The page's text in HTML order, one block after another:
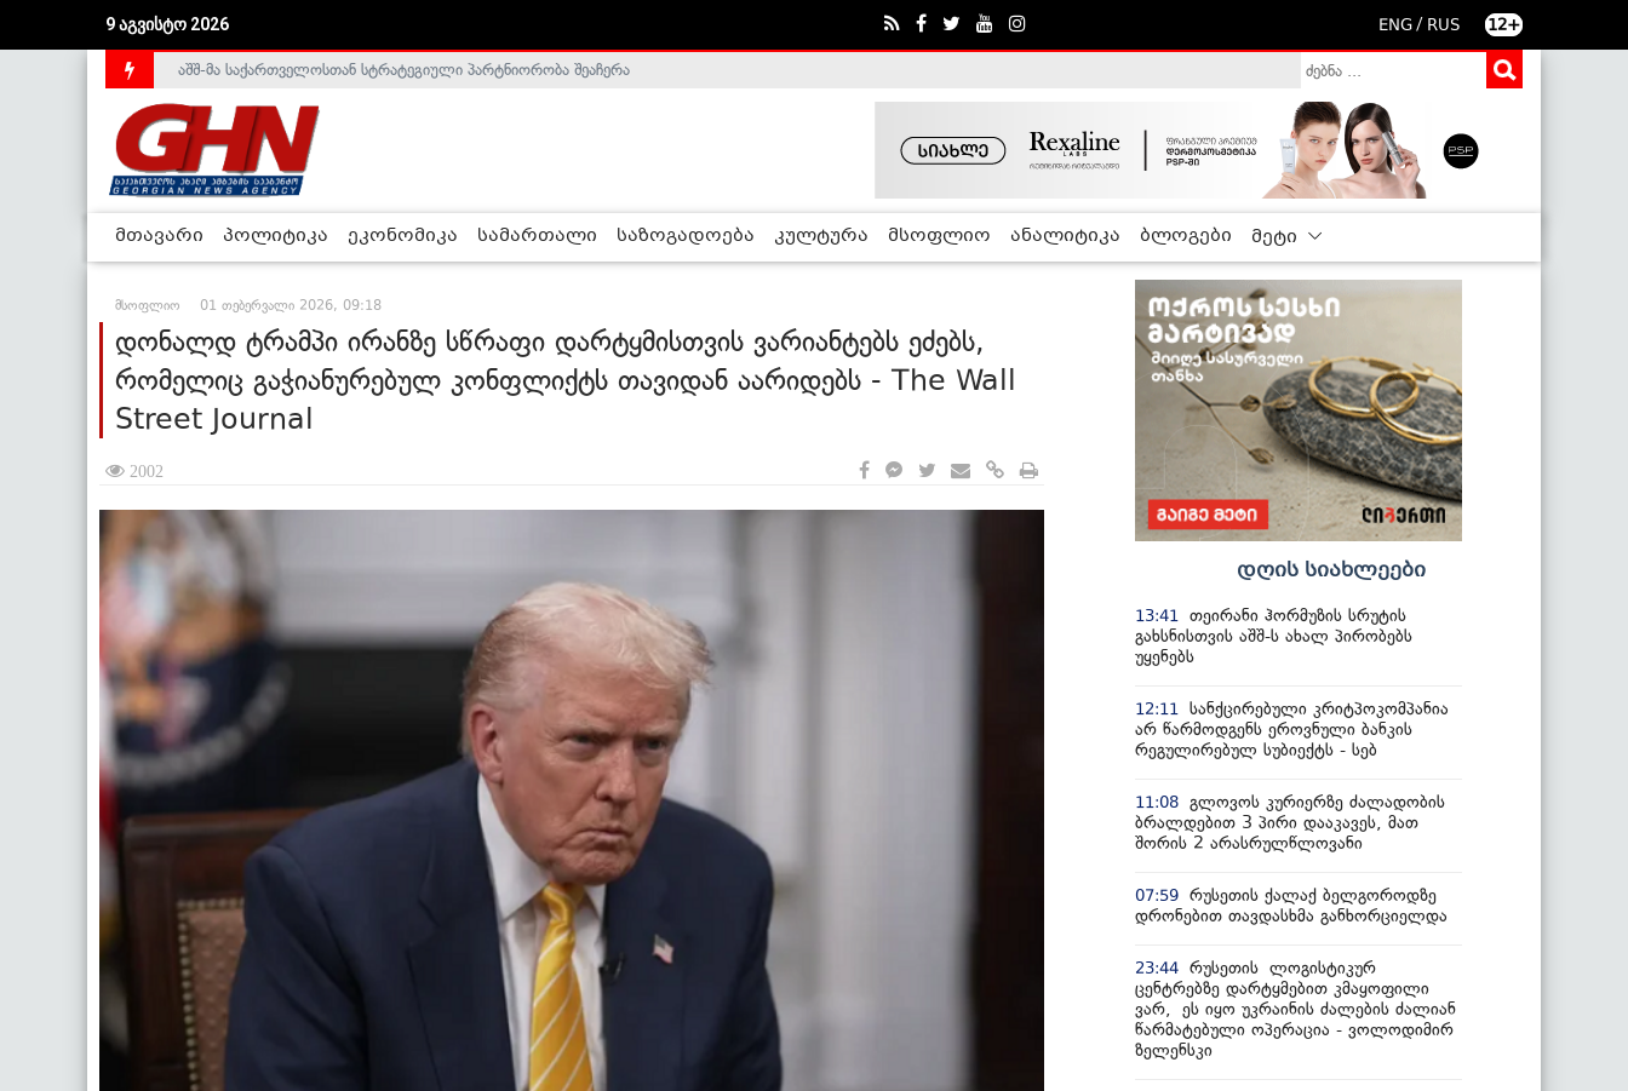
9 აგვისტო 2026 ENG / RUS 12+
საქართველოს დე-ფაქტო მთავრობა არალეგიტიმურია - ჰელსინკის კომისია
აშშ-მა საქართველოსთან სტრატეგიული პარტნიორობა შეაჩერა
მთავარი პოლიტიკა ეკონომიკა სამართალი საზოგადოება კულტურა მსოფლიო ანალიტიკა ბლოგები მეტი
მსოფლიო 01 თებერვალი 2026, 09:18
დონალდ ტრამპი ირანზე სწრაფი დარტყმისთვის ვარიანტებს ეძებს,
რომელიც გაჭიანურებულ კონფლიქტს თავიდან აარიდებს - The Wall
Street Journal
2002
დღის სიახლეები
13:41
თეირანი ჰორმუზის სრუტის
გახსნისთვის აშშ-ს ახალ პირობებს
უყენებს
12:11
სანქცირებული კრიტპოკომპანია
არ წარმოდგენს ეროვნული ბანკის
რეგულირებულ სუბიექტს - სებ
11:08 გლოვოს კურიერზე ძალადობის
ბრალდებით 3 პირი დააკავეს, მათ
შორის 2 არასრულწლოვანი
07:59 რუსეთის ქალაქ ბელგოროდზე
დრონებით თავდასხმა განხორციელდა
23:44 რუსეთის ლოგისტიკურ
ცენტრებზე დარტყმებით კმაყოფილი
ვარ, ეს იყო უკრაინის ძალების ძალიან
წარმატებული ოპერაცია - ვოლოდიმირ
ზელენსკი